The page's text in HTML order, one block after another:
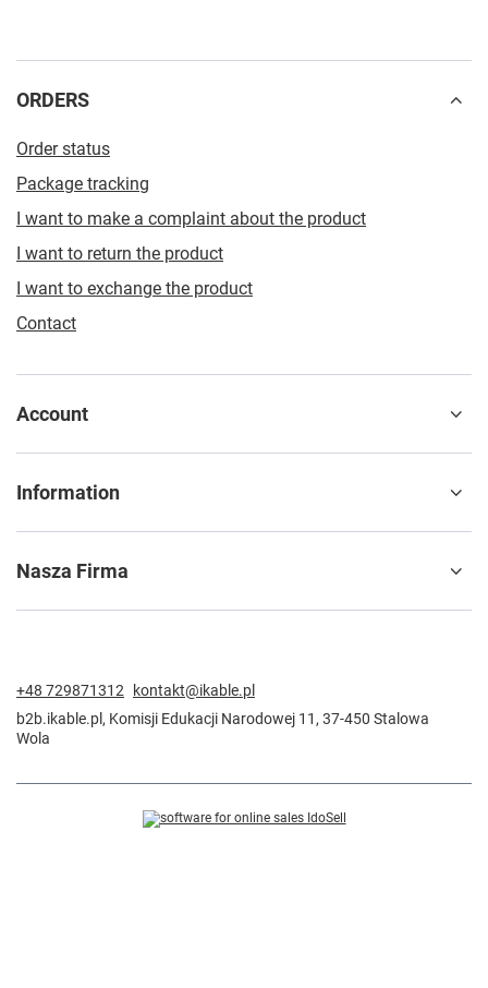
ORDERS
Order status
Package tracking
I want to make a complaint about the product
I want to return the product
I want to exchange the product
Contact
Account
Information
Nasza Firma
+48 729871312
kontakt@ikable.pl
b2b.ikable.pl , Komisji Edukacji Narodowej 11 , 37-450 Stalowa
Wola